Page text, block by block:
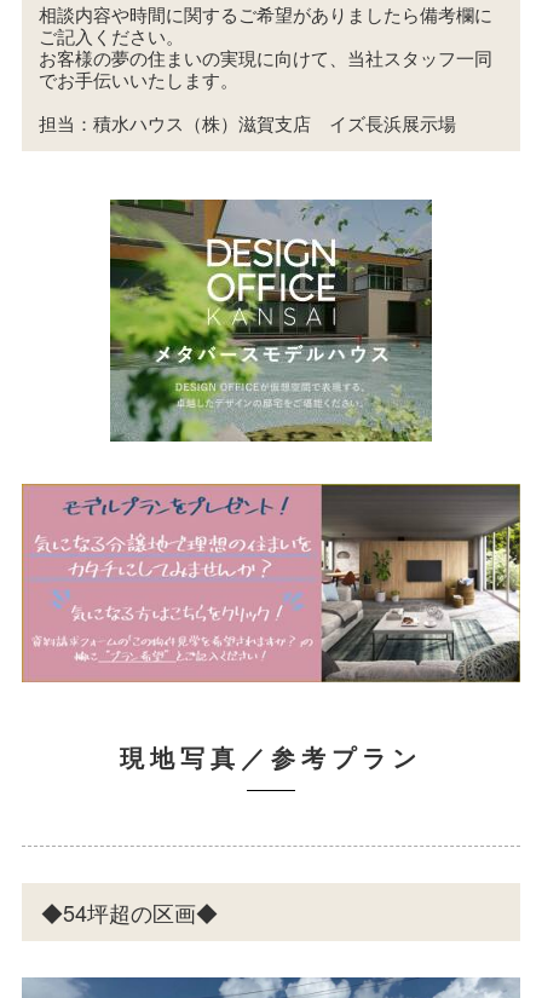
相談内容や時間に関するご希望がありましたら備考欄に
ご記入ください。
お客様の夢の住まいの実現に向けて、当社スタッフ一同
でお手伝いいたします。
担当：積水ハウス（株）滋賀支店 イズ長浜展示場
現地写真／参考プラン
◆54坪超の区画◆